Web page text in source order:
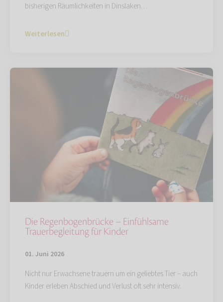
bisherigen Räumlichkeiten in Dinslaken…
Weiterlesen
Die Regenbogenbrücke – Einfühlsame
Trauerbegleitung für Kinder
01. Juni 2026
Nicht nur Erwachsene trauern um ein geliebtes Tier – auch
Kinder erleben Abschied und Verlust oft sehr intensiv.